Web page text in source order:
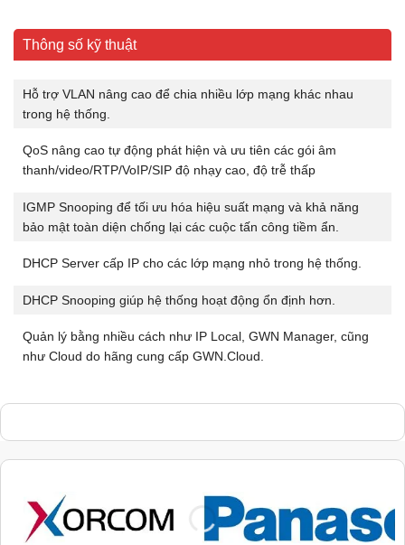
Thông số kỹ thuật
Hỗ trợ VLAN nâng cao để chia nhiều lớp mạng khác nhau
trong hệ thống.
QoS nâng cao tự động phát hiện và ưu tiên các gói âm
thanh/video/RTP/VoIP/SIP độ nhạy cao, độ trễ thấp
IGMP Snooping để tối ưu hóa hiệu suất mạng và khả năng
bảo mật toàn diện chống lại các cuộc tấn công tiềm ẩn.
DHCP Server cấp IP cho các lớp mạng nhỏ trong hệ thống.
DHCP Snooping giúp hệ thống hoạt động ổn định hơn.
Quản lý bằng nhiều cách như IP Local, GWN Manager, cũng
như Cloud do hãng cung cấp GWN.Cloud.